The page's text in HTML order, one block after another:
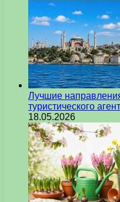
Лучшие
туристического
18.05.2026